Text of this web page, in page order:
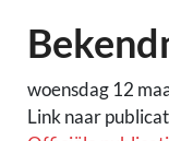
woensdag 12
Link naar